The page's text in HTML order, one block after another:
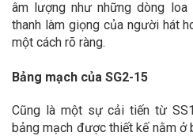
âm lượng như những dòng
thanh làm giọng của người hát
một cách rõ ràng.
Bảng mạch của SG2-15
Cũng là một sự cải tiến từ
bảng mạch được thiết kế nằm ở